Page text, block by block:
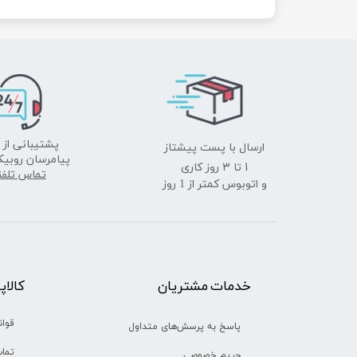
ارسال با پست پیشتاز
​​​​​​​1 تا 3 روز کاری
و اتوبوس کمتر از 1 روز
پشتیبانی
پیامرسان
تماس
خدمات مشتریان
پاسخ به پرسش‌های متداول